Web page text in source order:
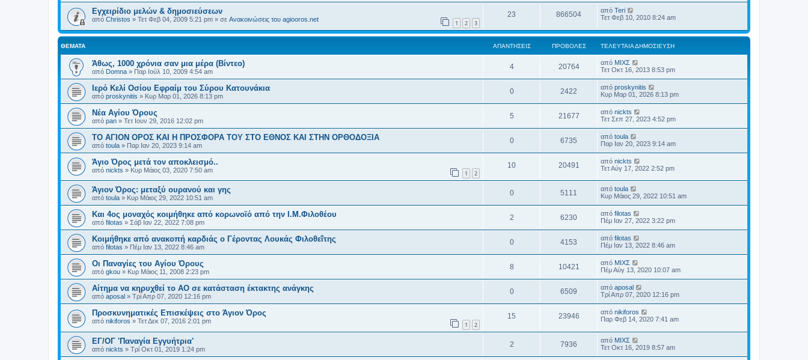
Εγχειρίδιο μελών & δημοσιεύσεων
από Christos » Τετ Φεβ 04, 2009 5:21 pm » σε Ανακοινώσεις του agiooros.net 1 2 3
23 866504 από Teri
Τετ Φεβ 10, 2010 8:24 am
ΘΈΜΑΤΑ ΑΠΑΝΤΉΣΕΙΣ ΠΡΟΒΟΛΈΣ ΤΕΛΕΥΤΑΊΑ ΔΗΜΟΣΊΕΥΣΗ
Άθως, 1000 χρόνια σαν μια μέρα (Βίντεο)
από Domna » Παρ Ιούλ 10, 2009 4:54 am
4 20764 από ΜΙΧΣ
Τετ Οκτ 16, 2013 8:53 pm
Ιερό Κελί Οσίου Εφραίμ του Σύρου Κατουνάκια
από proskynitis » Κυρ Μαρ 01, 2026 8:13 pm
0 2422 από proskynitis
Κυρ Μαρ 01, 2026 8:13 pm
Νέα Αγίου Όρους
από pan » Τετ Ιουν 29, 2016 12:02 pm
5 21677 από nickts
Τετ Σεπ 27, 2023 4:52 pm
ΤΟ ΑΓΙΟΝ ΟΡΟΣ ΚΑΙ H ΠΡΟΣΦΟΡΑ ΤΟΥ ΣΤΟ ΕΘΝΟΣ ΚΑΙ ΣΤΗΝ ΟΡΘΟΔΟΞΙΑ
από toula » Παρ Ιαν 20, 2023 9:14 am
0 6735 από toula
Παρ Ιαν 20, 2023 9:14 am
Άγιο Όρος μετά τον αποκλεισμό..
από nickts » Κυρ Μάιος 03, 2020 7:50 am 1 2
10 20491 από nickts
Τετ Αύγ 17, 2022 2:52 pm
Άγιον Όρος: μεταξύ ουρανού και γης
από toula » Κυρ Μάιος 29, 2022 10:51 am
0 5111 από toula
Κυρ Μάιος 29, 2022 10:51 am
Και 4ος μοναχός κοιμήθηκε από κορωνοϊό από την Ι.Μ.Φιλοθέου
από filotas » Σάβ Ιαν 22, 2022 7:08 pm
2 6230 από filotas
Πέμ Ιαν 27, 2022 3:22 pm
Κοιμήθηκε από ανακοπή καρδιάς ο Γέροντας Λουκάς Φιλοθεΐτης
από filotas » Πέμ Ιαν 13, 2022 8:46 am
0 4153 από filotas
Πέμ Ιαν 13, 2022 8:46 am
Οι Παναγίες του Αγίου Όρους
από gkou » Κυρ Μάιος 11, 2008 2:23 pm
8 10421 από ΜΙΧΣ
Πέμ Αύγ 13, 2020 10:07 am
Αίτημα να κηρυχθεί το ΑΟ σε κατάσταση έκτακτης ανάγκης
από aposal » Τρί Απρ 07, 2020 12:16 pm
0 6509 από aposal
Τρί Απρ 07, 2020 12:16 pm
Προσκυνηματικές Επισκέψεις στο Άγιον Όρος
από nikiforos » Τετ Δεκ 07, 2016 2:01 pm 1 2
15 23946 από nikiforos
Παρ Φεβ 14, 2020 7:41 am
ΕΓ/ΟΓ 'Παναγία Εγγυήτρια'
από nickts » Τρί Οκτ 01, 2019 1:24 pm
2 7936 από ΜΙΧΣ
Τετ Οκτ 16, 2019 8:57 am